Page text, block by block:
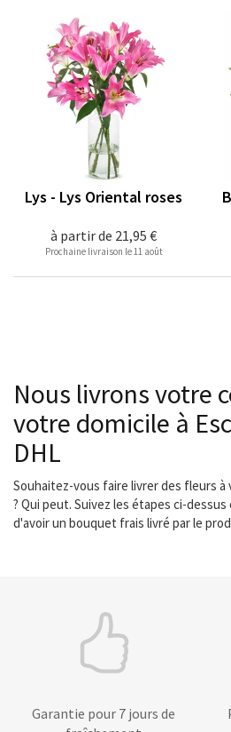
à partir de 21,95 €
Lys - Lys Oriental roses
Prochaine livraison le 11 août
Nous livrons votre
votre domicile à
DHL
Souhaitez-vous faire livrer des fleurs à
? Qui peut. Suivez les étapes ci-
d'avoir un bouquet frais livré par le
Garantie pour 7 jours de